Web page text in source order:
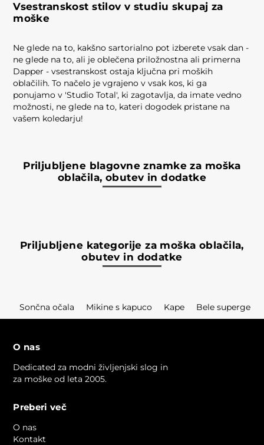
Vsestranskost stilov v studiu skupaj za
moške
Ne glede na to, kakšno sartorialno pot izberete vsak dan -
ne glede na to, ali je oblečena priložnostna ali primerna
Dapper - vsestranskost ostaja ključna pri moških
oblačilih. To načelo je vgrajeno v vsak kos, ki ga
ponujamo v 'Studio Total', ki zagotavlja, da imate vedno
možnosti, ne glede na to, kateri dogodek pristane na
vašem koledarju!
Priljubljene blagovne znamke za moška
oblačila, obutev in dodatke
Priljubljene kategorije za moška oblačila,
obutev in dodatke
Sončna očala Mikine s kapuco Kape Bele superge
O nas
Dedicated za modni življenjski slog in
za moške od leta 2005.
Preberi več
O nas
Kontakt